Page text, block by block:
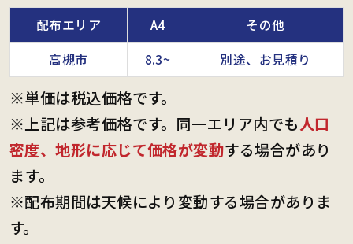
配布エリア A4
その他
高槻市
8.3~ 別途、お見積り
※単価は税込価格です。
※上記は参考価格です。同一エリア内でも人口
密度、地形に応じて価格が変動する場合があり
ます。
※配布期間は天候により変動する場合がありま
す。